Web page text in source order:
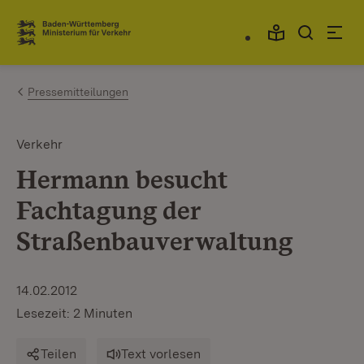
Zum Inhalt springen
Link zur Startseite
Pressemitteilungen
Verkehr
Hermann besucht
Fachtagung der
Straßenbauverwaltung
14.02.2012
Lesezeit: 2 Minuten
Teilen Text vorlesen